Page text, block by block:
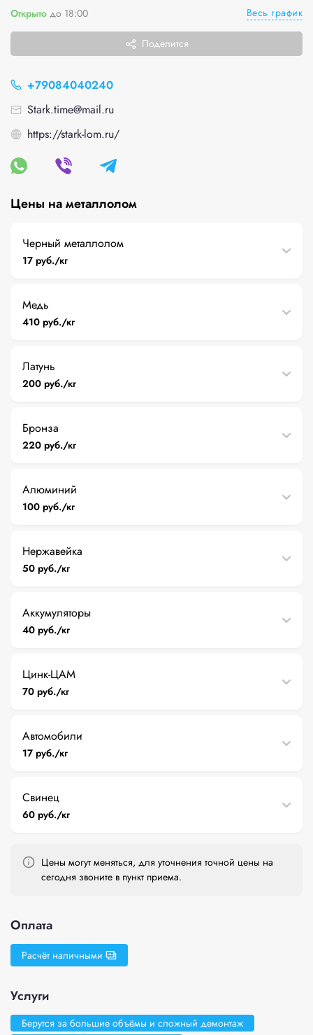
Открыто до 18:00 Весь график
Поделится
+79084040240
Stark.time@mail.ru
https://stark-lom.ru/
Цены на металлолом
Черный металлолом
17 руб./кг
Медь
410 руб./кг
Латунь
200 руб./кг
Бронза
220 руб./кг
Алюминий
100 руб./кг
Нержавейка
50 руб./кг
Аккумуляторы
40 руб./кг
Цинк-ЦАМ
70 руб./кг
Автомобили
17 руб./кг
Свинец
60 руб./кг
Цены могут меняться, для уточнения точной цены на
сегодня звоните в пункт приема.
Оплата
Расчёт наличными
Услуги
Берутся за большие объёмы и сложный демонтаж